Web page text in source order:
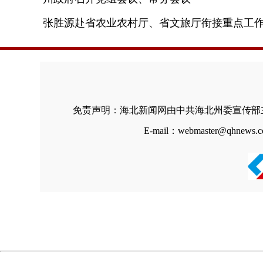
张胜源赴省农业农村厅、省文旅厅衔接重点工
免责声明：海北新闻网由中共海北州委宣传
E-mail：